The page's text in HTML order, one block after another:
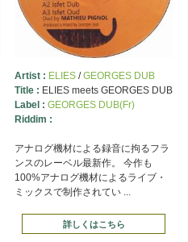
Artist : ELIES/GEORGES DUB
Title : ELIES meets GEORGES DUB
Label : GEORGES DUB(Fr)
Riddim :
アナログ機材による録音に拘るフラ
ンスのレーベル最新作。 今作も
100%アナログ機材によるライブ・
ミックスで制作されてい ...
詳しくはこちら